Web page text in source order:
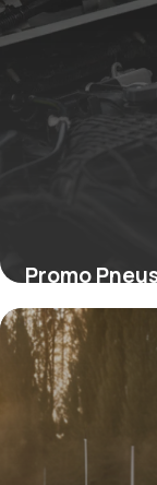
Promo
2026
19 juin 2026